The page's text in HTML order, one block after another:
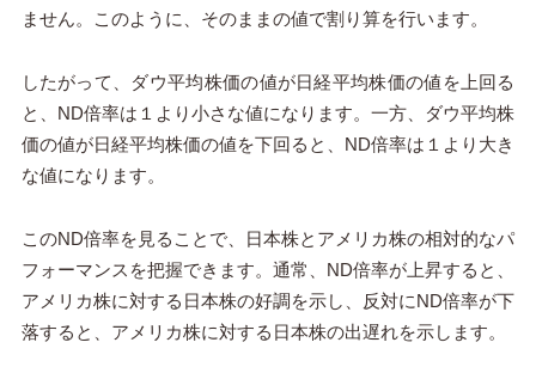
ません。このように、そのままの値で割り算を行います。
したがって、ダウ平均株価の値が日経平均株価の値を上回る
と、ND倍率は１より小さな値になります。一方、ダウ平均株
価の値が日経平均株価の値を下回ると、ND倍率は１より大き
な値になります。
このND倍率を見ることで、日本株とアメリカ株の相対的なパ
フォーマンスを把握できます。通常、ND倍率が上昇すると、
アメリカ株に対する日本株の好調を示し、反対にND倍率が下
落すると、アメリカ株に対する日本株の出遅れを示します。